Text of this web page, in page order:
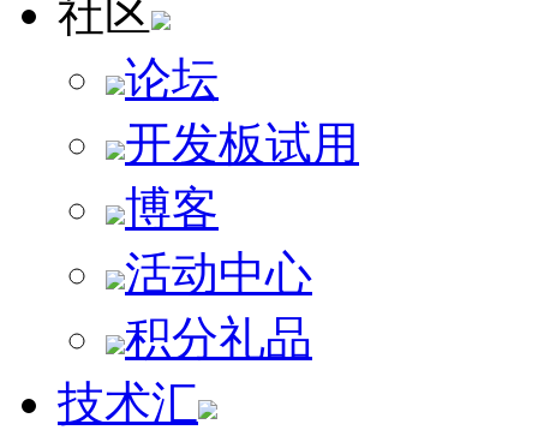
社区
论坛
开发板试用
博客
活动中心
积分礼品
技术汇